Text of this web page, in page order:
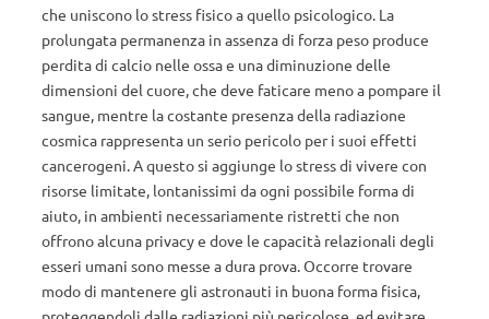
che uniscono lo stress fisico a quello psicologico. La
prolungata permanenza in assenza di forza peso produce
perdita di calcio nelle ossa e una diminuzione delle
dimensioni del cuore, che deve faticare meno a pompare il
sangue, mentre la costante presenza della radiazione
cosmica rappresenta un serio pericolo per i suoi effetti
cancerogeni. A questo si aggiunge lo stress di vivere con
risorse limitate, lontanissimi da ogni possibile forma di
aiuto, in ambienti necessariamente ristretti che non
offrono alcuna privacy e dove le capacità relazionali degli
esseri umani sono messe a dura prova. Occorre trovare
modo di mantenere gli astronauti in buona forma fisica,